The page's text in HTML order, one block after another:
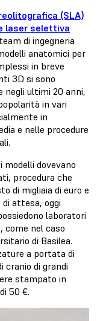
(SLA)
laser selettiva
di ingegneria
anatomici per
in breve
3D si sono
ultimi 20 anni,
in vari
in
e nelle procedure
modelli dovevano
procedura che
di migliaia di euro e
attesa, oggi
laboratori
come nel caso
di Basilea.
a portata di
cranio di grandi
stampato in
50 €.